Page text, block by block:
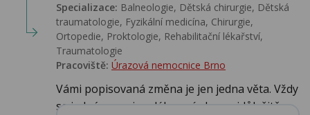
Specializace: Balneologie, Dětská chirurgie, Dětská
traumatologie, Fyzikální medicína, Chirurgie,
Ortopedie, Proktologie, Rehabilitační lékařství‎,
Traumatologie
Pracoviště: Úrazová nemocnice Brno
Vámi popisovaná změna je jen jedna věta. Vždy
se jedná o popis celého snímku, nejdůležitě...